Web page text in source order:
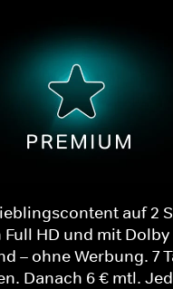
auf 2
HD und mit Dolby
– ohne Werbung. 7
Danach 6 € mtl.